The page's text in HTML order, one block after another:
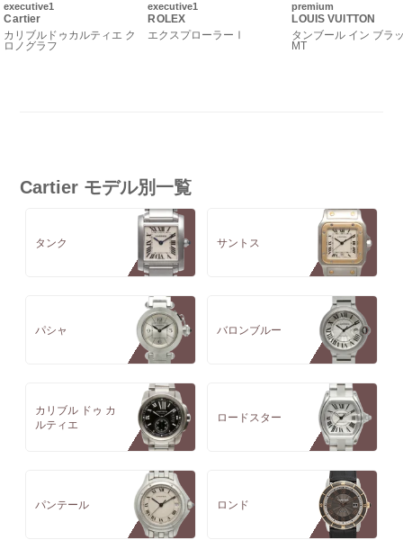
executive1
Cartier
カリブルドゥカルティエ ク
ロノグラフ
executive1
ROLEX
エクスプローラーⅠ
premium
LOUIS VUITTON
タンブール イン ブラ
MT
Cartier モデル別一覧
タンク サントス
パシャ バロンブルー
カリブル ドゥ カ
ルティエ
ロードスター
パンテール ロンド